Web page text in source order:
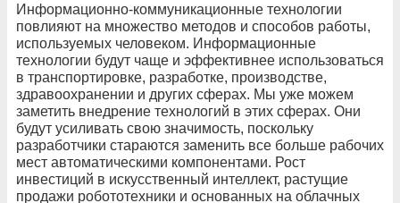
Информационно-коммуникационные технологии
повлияют на множество методов и способов работы,
используемых человеком. Информационные
технологии будут чаще и эффективнее использоваться
в транспортировке, разработке, производстве,
здравоохранении и других сферах. Мы уже можем
заметить внедрение технологий в этих сферах. Они
будут усиливать свою значимость, поскольку
разработчики стараются заменить все больше рабочих
мест автоматическими компонентами. Рост
инвестиций в искусственный интеллект, растущие
продажи робототехники и основанных на облачных